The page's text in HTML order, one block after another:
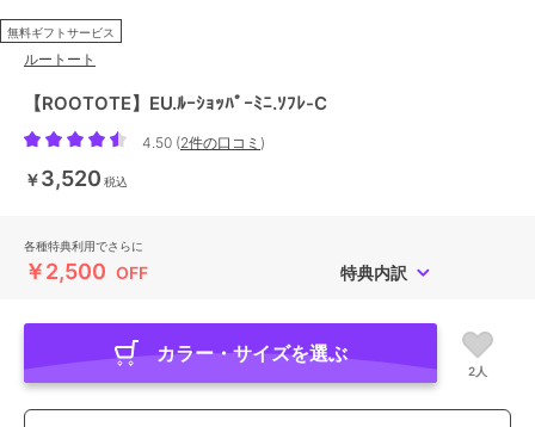
無料ギフトサービス
ルートート
【ROOTOTE】EU.ﾙｰｼｮｯﾊﾟｰﾐﾆ.ｿﾌﾚ-C
4.50 (2件の口コミ )
￥3,520 税込
各種特典利用でさらに
￥2,500 OFF 特典内訳
カラー・サイズを選ぶ
2人